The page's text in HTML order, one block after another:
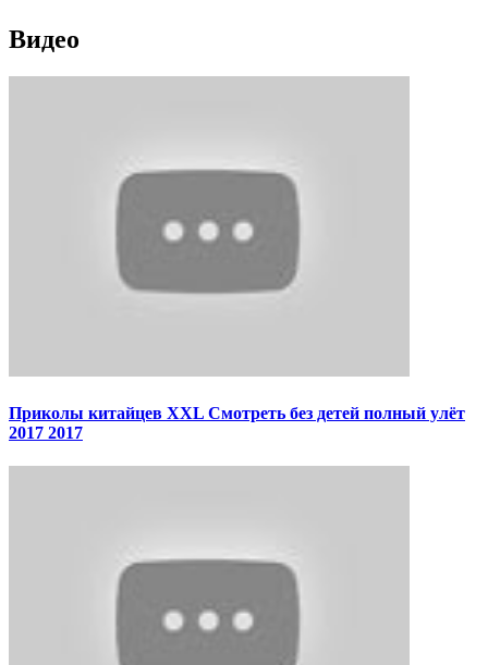
Видео
Приколы китайцев XXL Смотреть без детей полный улёт
2017 2017